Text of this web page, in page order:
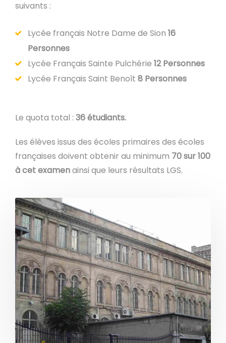
suivants :
Lycée français Notre Dame de Sion 16
Personnes
Lycée Français Sainte Pulchérie 12 Personnes
Lycée Français Saint Benoît 8 Personnes
Le quota total : 36 étudiants.
Les élèves issus des écoles primaires des écoles
françaises doivent obtenir au minimum 70 sur 100
à cet examenainsi que leurs résultats LGS.